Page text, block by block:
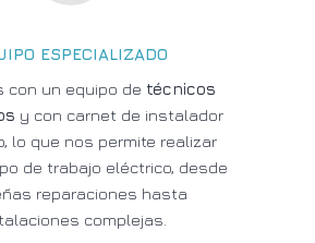
ESPECIALIZADO
con un equipo de técnicos
y con carnet de instalador
lo que nos permite realizar
de trabajo eléctrico, desde
reparaciones hasta
complejas.